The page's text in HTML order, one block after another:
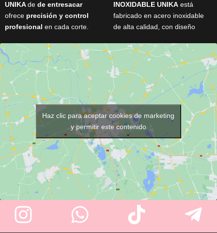
UNIKAde de entresacar
ofrece precisión y control
profesional en cada corte.
cuenta con
filo de 33 mm, es
ergonómica, resistentey
viene
lista para usar con
cuchilla incluida
. Ideal para
barberos y peluqueros
INOXIDABLE UNIKA está
fabricado en acero inoxidable
de alta calidad, con diseño
para generar una espuma rica
y cremosa. Elegante, resistente
y práctico, es perfecto para
mejorar tu experiencia de
afeitado diario.
Haz clic para aceptar cookies de marketing
y permitir este contenido